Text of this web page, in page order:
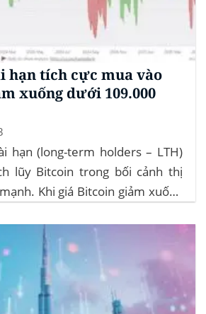
hạn tích cực mua vào
xuống dưới 109.000
hạn (long-term holders – LTH)
lũy Bitcoin trong bối cảnh thị
Khi giá Bitcoin giảm xuống
USD vị thế mua bị xóa...